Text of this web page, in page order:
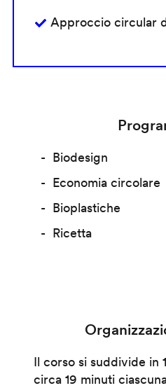
Approccio circular
Biodesign
Economia circolare
Bioplastiche
Ricetta
Il corso si suddivide in
circa 19 minuti